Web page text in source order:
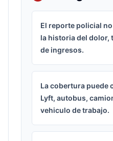
El reporte policial
la historia del dolor,
de ingresos.
La cobertura puede
Lyft, autobus,
vehiculo de trabajo.